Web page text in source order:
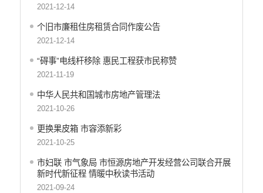
食品药品监管
公共文化服务
安全生产
2021-12-14
个旧市廉租住房租赁合同作废公告
2021-12-14
“碍事”电线杆移除 惠民工程获市民称赞
2021-11-19
中华人民共和国城市房地产管理法
2021-10-26
更换果皮箱 市容添新彩
2021-10-25
市妇联 市气象局 市恒源房地产开发经营公司联合开展
新时代新征程 情暖中秋读书活动
2021-09-24